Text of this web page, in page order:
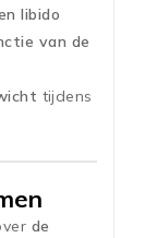
libido
van de
tijdens
de